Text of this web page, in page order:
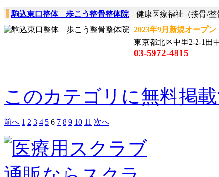
駒込東口整体 歩こう整骨整体院健康医療福祉（接骨/整
2023年9月新規オープ
東京都北区中里2‐2‐1田
03‐5972‐4815
このカテゴリに無料掲
前へ 1 2 3 4 5 6 7 8 9 10 11 次へ